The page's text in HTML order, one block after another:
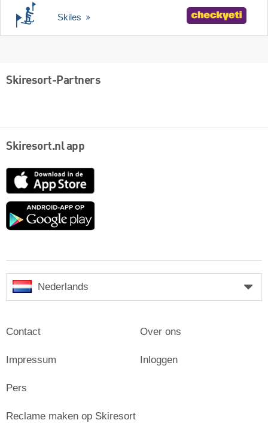
Skiles
Skiresort-Partners
Skiresort.nl app
App
Google
Nederlands
Contact
Impressum
Pers
Over ons
Inloggen
Reclame maken op Skiresort